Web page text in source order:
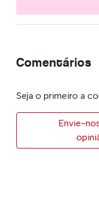
Comentários
Seja o primeiro a
Envie-